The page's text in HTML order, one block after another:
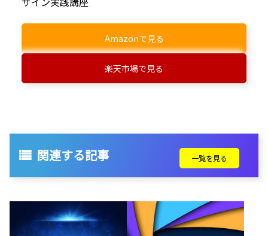
Amazonで見る
楽天市場で見る
関連する記事 一覧を見る